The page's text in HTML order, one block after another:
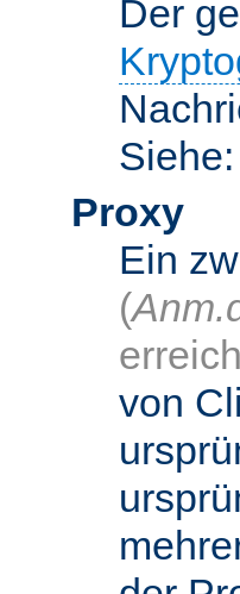
Der
Siehe:
Proxy
Ein
(
von